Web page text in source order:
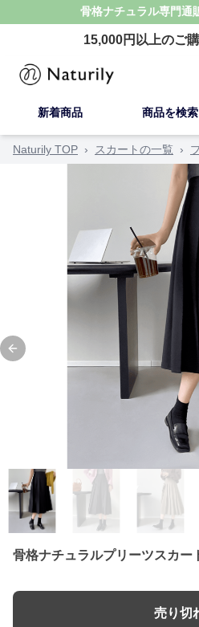
骨格ナチュラル専門通
15,000円以上のご
新着商品 商品を検索
Naturily TOP › スカートの一覧 ›
Previous slide
骨格ナチュラルプリーツスカー
売り切